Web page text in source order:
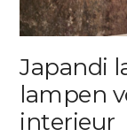
Japandi
lampen
interieur